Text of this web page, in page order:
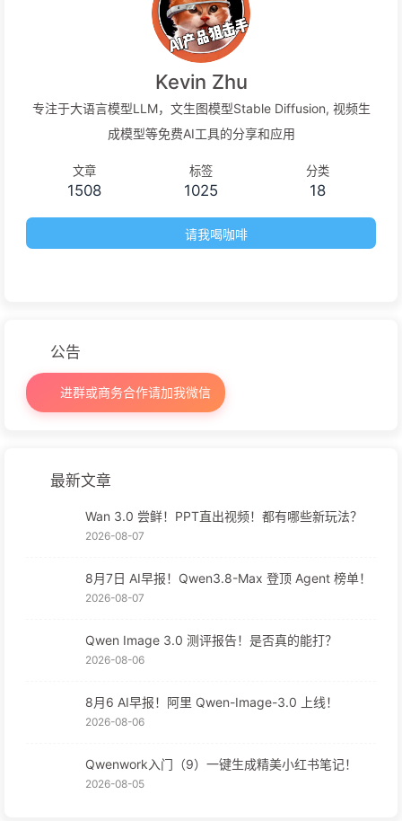
Kevin Zhu
专注于大语言模型LLM，文生图模型Stable Diffusion, 视频生
成模型等免费AI工具的分享和应用
文章
1508
标签
1025
分类
18
请我喝咖啡
公告
进群或商务合作请加我微信
最新文章
Wan 3.0 尝鲜！PPT直出视频！都有哪些新玩法？
2026-08-07
8月7日 AI早报！Qwen3.8-Max 登顶 Agent 榜单！
2026-08-07
Qwen Image 3.0 测评报告！是否真的能打？
2026-08-06
8月6 AI早报！阿里 Qwen-Image-3.0 上线！
2026-08-06
Qwenwork入门（9）一键生成精美小红书笔记！
2026-08-05